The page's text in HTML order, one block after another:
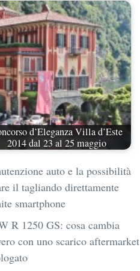
d’Eleganza Villa d’Este
2014 dal 23 al 25 maggio
auto e la possibilità
il tagliando direttamente
smartphone
R 1250 GS: cosa cambia
con uno scarico aftermarket